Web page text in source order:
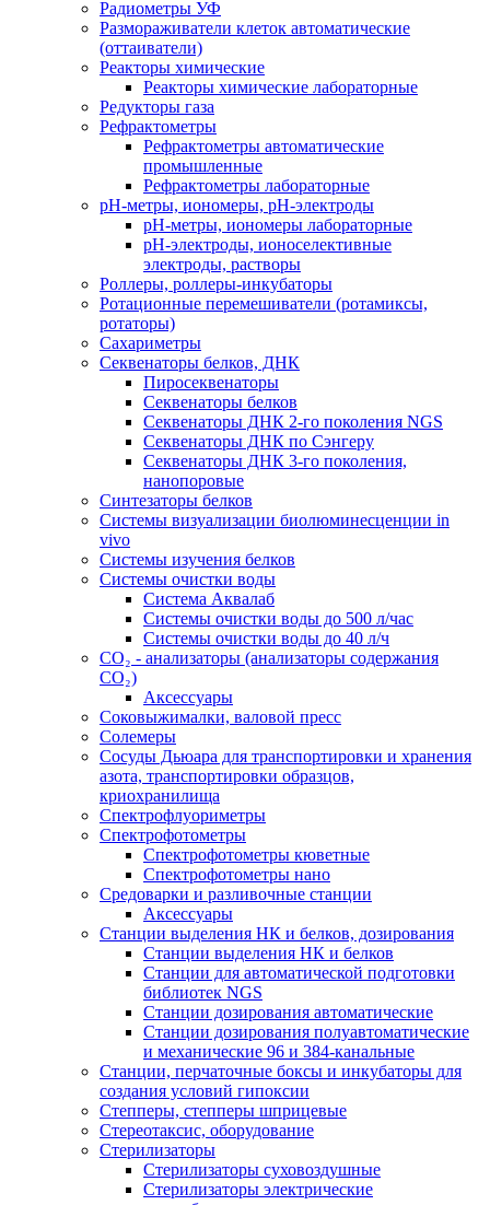
Радиометры УФ
Размораживатели клеток автоматические
(оттаиватели)
Реакторы химические
Реакторы химические лабораторные
Редукторы газа
Рефрактометры
Рефрактометры автоматические
промышленные
Рефрактометры лабораторные
рН-метры, иономеры, рН-электроды
рН-метры, иономеры лабораторные
рН-электроды, ионоселективные
электроды, растворы
Роллеры, роллеры-инкубаторы
Ротационные перемешиватели (ротамиксы,
ротаторы)
Сахариметры
Секвенаторы белков, ДНК
Пиросеквенаторы
Секвенаторы белков
Секвенаторы ДНК 2-го поколения NGS
Секвенаторы ДНК по Сэнгеру
Секвенаторы ДНК 3-го поколения,
нанопоровые
Синтезаторы белков
Системы визуализации биолюминесценции in
vivo
Системы изучения белков
Системы очистки воды
Система Аквалаб
Системы очистки воды до 500 л/час
Системы очистки воды до 40 л/ч
СО₂ - анализаторы (анализаторы содержания
СО₂)
Аксессуары
Соковыжималки, валовой пресс
Солемеры
Сосуды Дьюара для транспортировки и хранения
азота, транспортировки образцов,
криохранилища
Спектрофлуориметры
Спектрофотометры
Спектрофотометры кюветные
Спектрофотометры нано
Средоварки и разливочные станции
Аксессуары
Станции выделения НК и белков, дозирования
Станции выделения НК и белков
Станции для автоматической подготовки
библиотек NGS
Станции дозирования автоматические
Станции дозирования полуавтоматические
и механические 96 и 384-канальные
Станции, перчаточные боксы и инкубаторы для
создания условий гипоксии
Степперы, степперы шприцевые
Стереотаксис, оборудование
Стерилизаторы
Стерилизаторы суховоздушные
Стерилизаторы электрические